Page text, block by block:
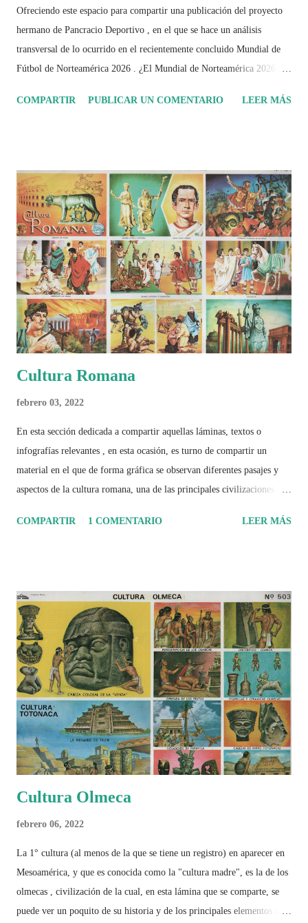
Ofreciendo este espacio para compartir una publicación del proyecto
hermano de Pancracio Deportivo , en el que se hace un análisis
transversal de lo ocurrido en el recientemente concluido Mundial de
Fútbol de Norteamérica 2026 . ¿El Mundial de Norteamérica 2026 ha
el recorrido de cada selección con infografías inspiradas en la
2026 ¿Un punto de quiebre?" Este especial de Pancracio Deportivo no
busca decir únicamente quién ganó o quién perdió. Busca responder si
este Mundial marcó un antes y un después en la forma de entender el
deporte, la identidad nacional, la globalización, la comercialización y
el papel del fútbol como reflejo de nuestras sociedades . Son 230
páginas de análisis, ilustraciones originales y ...
COMPARTIR PUBLICAR UN COMENTARIO LEER MÁS
Cultura Romana
febrero 03, 2022
En esta sección dedicada a compartir aquellas láminas, textos o
infografías relevantes , en esta ocasión, es turno de compartir un
material en el que de forma gráfica se observan diferentes pasajes y
aspectos de la cultura romana, una de las principales civilizaciones que
COMPARTIR
1 COMENTARIO LEER MÁS
Cultura Olmeca
febrero 06, 2022
La 1° cultura (al menos de la que se tiene un registro) en aparecer en
Mesoamérica, y que es conocida como la "cultura madre", es la de los
olmecas , civilización de la cual, en esta lámina que se comparte, se
puede ver un poquito de su historia y de los principales elementos que